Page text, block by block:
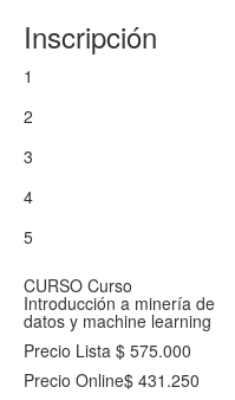
Inscripción
1
2
3
4
5
CURSO Curso
Introducción a minería de
datos y machine learning
Precio Lista $ 575.000
Precio Online$ 431.250